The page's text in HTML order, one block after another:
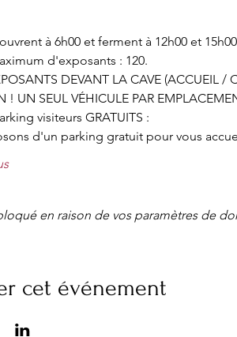
à 6h00 et ferment à 12h00 et
d'exposants : 120.
DEVANT LA CAVE (ACCUEIL /
! UN SEUL VÉHICULE PAR
visiteurs GRATUITS :
d'un parking gratuit pour vous
en raison de vos paramètres de
cet événement